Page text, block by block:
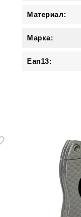
Материал:
Марка:
Ean13: